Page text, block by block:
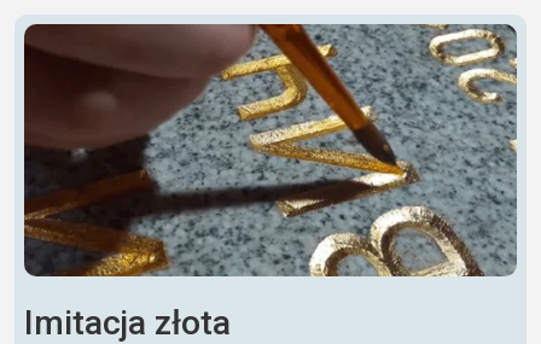
Imitacja złota